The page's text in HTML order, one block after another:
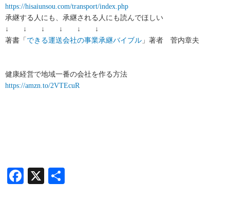
https://hisaiunsou.com/transport/index.php
承継する人にも、承継される人にも読んでほしい
↓ ↓ ↓ ↓ ↓ ↓
著書「 できる運送会社の事業承継バイブル 」著者 菅内章夫
健康経営で地域一番の会社を作る方法
https://amzn.to/2VTEcuR
Facebook
X